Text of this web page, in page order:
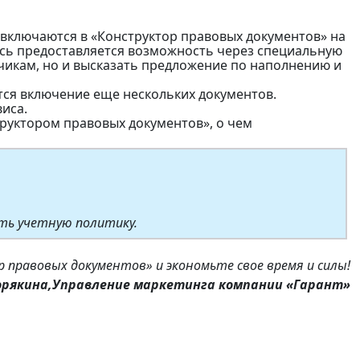
в «Конструктор правовых документов» на
предоставляется возможность через специальную
но и высказать предложение по наполнению и
включение еще нескольких документов.
правовых документов», о чем
учетную политику.
правовых документов» и экономьте свое время и силы!
маркетинга компании «Гарант»